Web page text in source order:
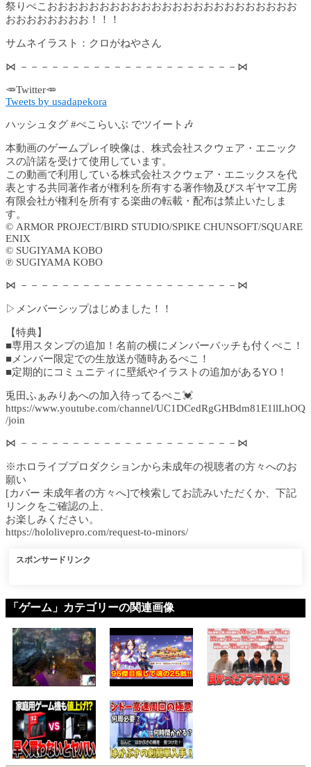
祭りぺこおおおおおおおおおおおおおおおおおおおおおおおお
おおおおおおおお！！！
サムネイラスト：クロがねやさん
⋈ －－－－－－－－－－－－－－－－－－－－－⋈
🥕Twitter🥕
Tweets by usadapekora
ハッシュタグ #ぺこらいぶ でツイート🎶
本動画のゲームプレイ映像は、株式会社スクウェア・エニック
スの許諾を受けて使用しています。
この動画で利用している株式会社スクウェア・エニックスを代
表とする共同著作者が権利を所有する著作物及びスギヤマ工房
有限会社が権利を所有する楽曲の転載・配布は禁止いたしま
す。
© ARMOR PROJECT/BIRD STUDIO/SPIKE CHUNSOFT/SQUARE
ENIX
© SUGIYAMA KOBO
℗ SUGIYAMA KOBO
⋈ －－－－－－－－－－－－－－－－－－－－－⋈
▷メンバーシップはじめました！！
【特典】
■専用スタンプの追加！名前の横にメンバーバッチも付くぺこ！
■メンバー限定での生放送が随時あるぺこ！
■定期的にコミュニティに壁紙やイラストの追加があるYO！
兎田ふぁみりあへの加入待ってるぺこ💓
https://www.youtube.com/channel/UC1DCedRgGHBdm81E1llLhOQ
/join
⋈ －－－－－－－－－－－－－－－－－－－－－⋈
※ホロライブプロダクションから未成年の視聴者の方々へのお
願い
[カバー 未成年者の方々へ]で検索してお読みいただくか、下記
リンクをご確認の上、
お楽しみください。
https://hololivepro.com/request-to-minors/
スポンサードリンク
「ゲーム」カテゴリーの関連画像